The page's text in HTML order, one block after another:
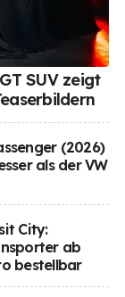
SUV zeigt
(2026)
als der VW
City:
ab
bestellbar